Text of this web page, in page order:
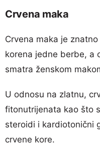
Crvena maka
Crvena maka je
korena jedne berbe, a
smatra ženskom
U odnosu na zlatnu,
fitonutrijenata kao što
steroidi i kardiotonični
crvene kore.